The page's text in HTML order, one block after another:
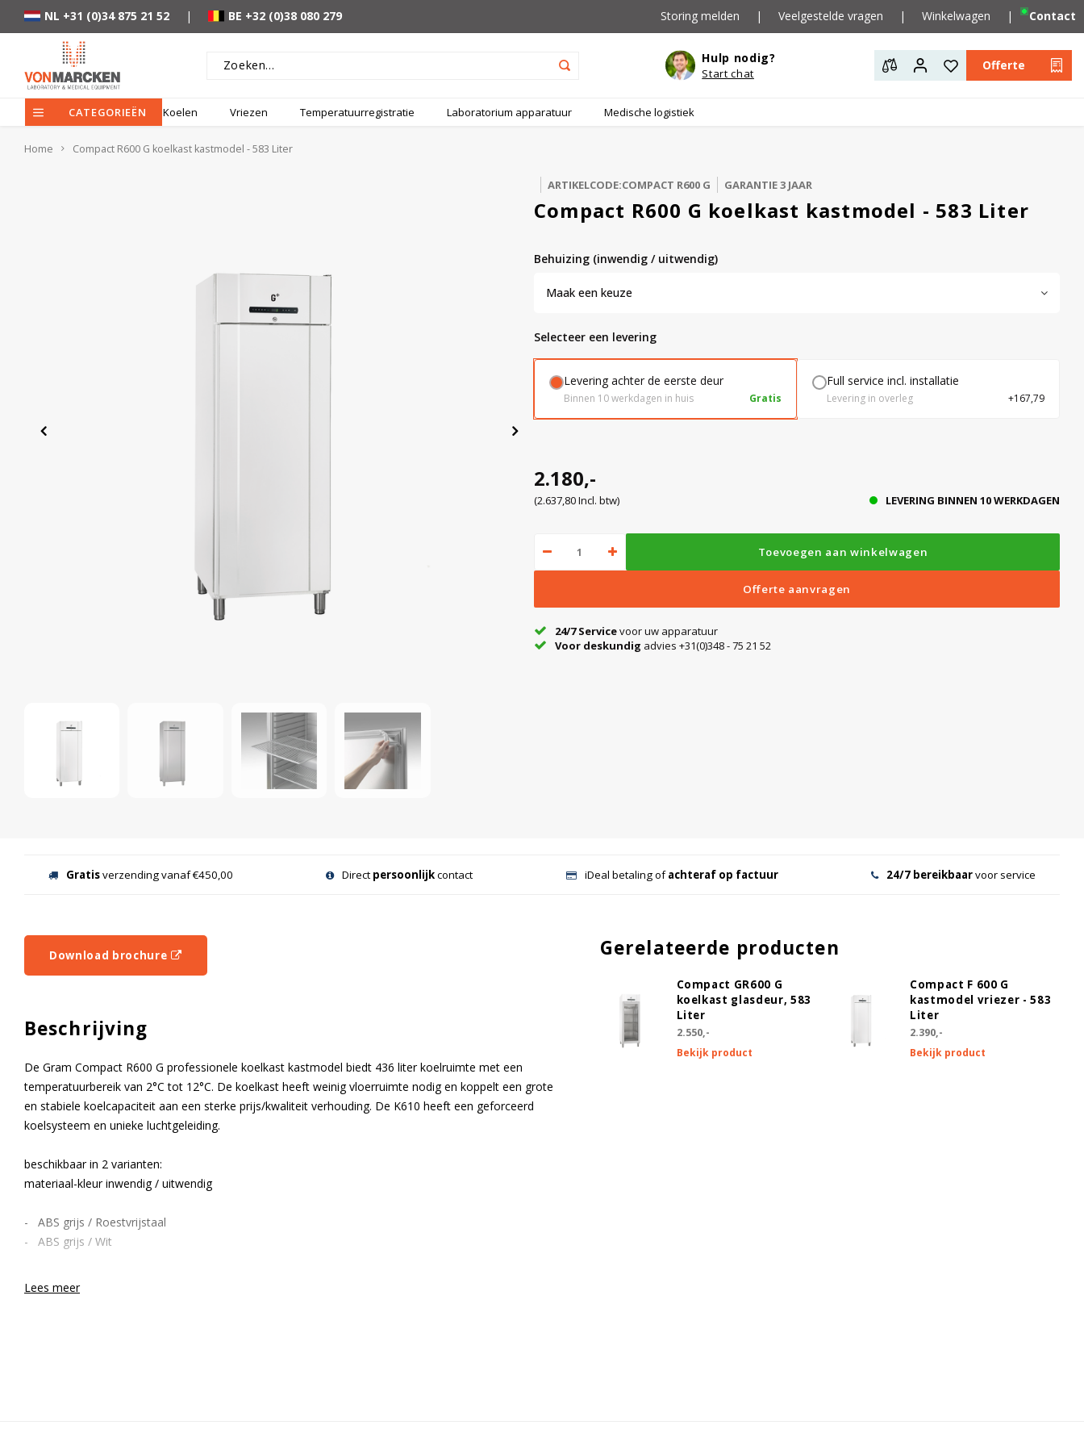
NL +31 (0)34 875 21 52 | BE +32 (0)38 080 279 Storing melden | Veelgestelde vragen | Winkelwagen | Contact
Hulp nodig?
Start chat
Offerte
CATEGORIEËN Koelen Vriezen Temperatuurregistratie Laboratorium apparatuur Medische logistiek
Home Compact R600 G koelkast kastmodel - 583 Liter
ARTIKELCODE:COMPACT R600 G GARANTIE 3 JAAR
Compact R600 G koelkast kastmodel - 583 Liter
behuizing (inwendig / uitwendig)
Maak een keuze
Selecteer een levering
Levering achter de eerste deur
Binnen 10 werkdagen in huis Gratis
Full service incl. installatie
Levering in overleg +167,79
2.180,-
(2.637,80 Incl. btw) LEVERING BINNEN 10 WERKDAGEN
Toevoegen aan winkelwagen
Offerte aanvragen
24/7 Servicevoor uw apparatuur
Voor deskundig advies +31(0)348 - 75 21 52
Gratisverzending vanaf €450,00 Direct persoonlijkcontact iDeal betaling ofachteraf op factuur 24/7 bereikbaarvoor service
Download brochure
Beschrijving
De Gram Compact R600 G professionele koelkast kastmodel biedt 436 liter koelruimte met een
temperatuurbereik van 2°C tot 12°C. De koelkast heeft weinig vloerruimte nodig en koppelt een grote
en stabiele koelcapaciteit aan een sterke prijs/kwaliteit verhouding. De K610 heeft een geforceerd
koelsysteem en unieke luchtgeleiding.
beschikbaar in 2 varianten:
materiaal-kleur inwendig / uitwendig
- ABS grijs / Roestvrijstaal
- ABS grijs / Wit
Lees meer
Gerelateerde producten
Compact GR600 G
koelkast glasdeur, 583
Liter
2.550,-
Bekijk product
Compact F 600 G
kastmodel vriezer - 583
Liter
2.390,-
Bekijk product